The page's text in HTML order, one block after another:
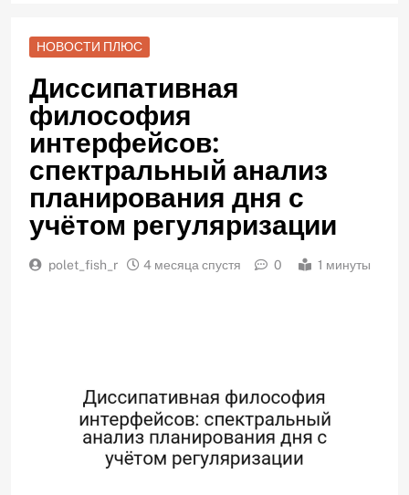
НОВОСТИ ПЛЮС
Диссипативная
философия
интерфейсов:
спектральный анализ
планирования дня с
учётом регуляризации
polet_fish_r 4 месяца спустя 0 1 минуты